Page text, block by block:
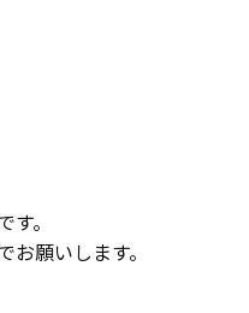
。
願いします。